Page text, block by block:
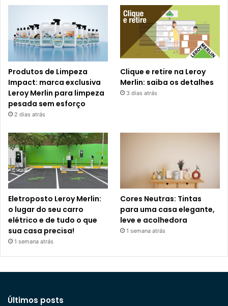
Produtos de Limpeza
Impact: marca exclusiva
Leroy Merlin para limpeza
pesada sem esforço
2 dias atrás
Clique e retire na Leroy
Merlin: saiba os detalhes
3 dias atrás
Eletroposto Leroy Merlin:
o lugar do seu carro
elétrico e de tudo o que
sua casa precisa!
1 semana atrás
Cores Neutras: Tintas
para uma casa elegante,
leve e acolhedora
1 semana atrás
Últimos posts